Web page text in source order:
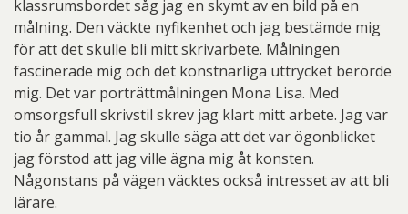
klassrumsbordet såg jag en skymt av en bild på en
målning. Den väckte nyfikenhet och jag bestämde mig
för att det skulle bli mitt skrivarbete. Målningen
fascinerade mig och det konstnärliga uttrycket berörde
mig. Det var porträttmålningen Mona Lisa. Med
omsorgsfull skrivstil skrev jag klart mitt arbete. Jag var
tio år gammal. Jag skulle säga att det var ögonblicket
jag förstod att jag ville ägna mig åt konsten.
Någonstans på vägen väcktes också intresset av att bli
lärare.